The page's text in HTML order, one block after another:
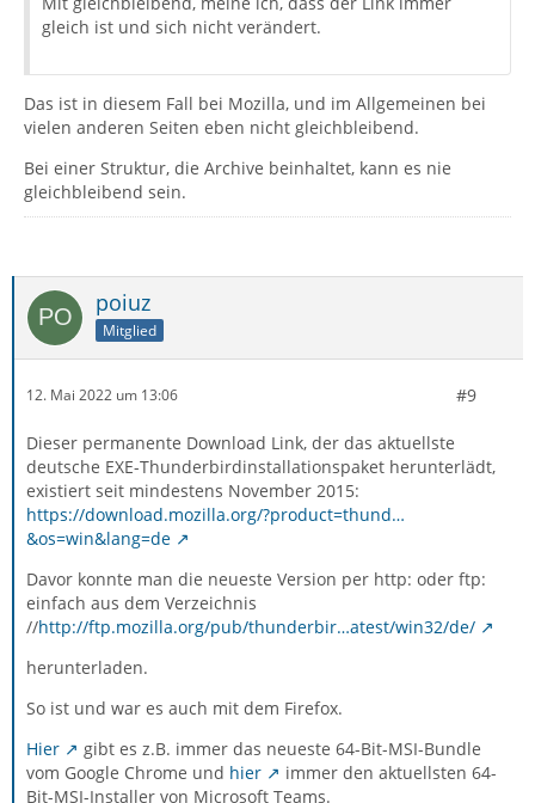
gleich ist und sich nicht verändert.
Das ist in diesem Fall bei Mozilla, und im Allgemeinen bei
vielen anderen Seiten eben nicht gleichbleibend.
Bei einer Struktur, die Archive beinhaltet, kann es nie
gleichbleibend sein.
poiuz
Mitglied
12. Mai 2022 um 13:06 #9
Dieser permanente Download Link, der das aktuellste
deutsche EXE-Thunderbirdinstallationspaket herunterlädt,
existiert seit mindestens November 2015:
https://download.mozilla.org/?product=thund…
&os=win&lang=de
Davor konnte man die neueste Version per http: oder ftp:
einfach aus dem Verzeichnis
//http://ftp.mozilla.org/pub/thunderbir…atest/win32/de/
herunterladen.
So ist und war es auch mit dem Firefox.
Hier
gibt es z.B. immer das neueste 64-Bit-MSI-Bundle
vom Google Chrome und hier
immer den aktuellsten 64-
Bit-MSI-Installer von Microsoft Teams.